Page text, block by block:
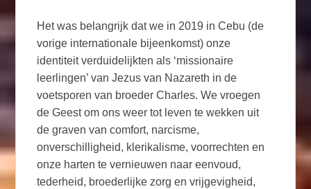
Het was belangrijk dat we in 2019 in Cebu (de
vorige internationale bijeenkomst) onze
identiteit verduidelijkten als ‘missionaire
leerlingen’ van Jezus van Nazareth in de
voetsporen van broeder Charles. We vroegen
de Geest om ons weer tot leven te wekken uit
de graven van comfort, narcisme,
onverschilligheid, klerikalisme, voorrechten en
onze harten te vernieuwen naar eenvoud,
tederheid, broederlijke zorg en vrijgevigheid,